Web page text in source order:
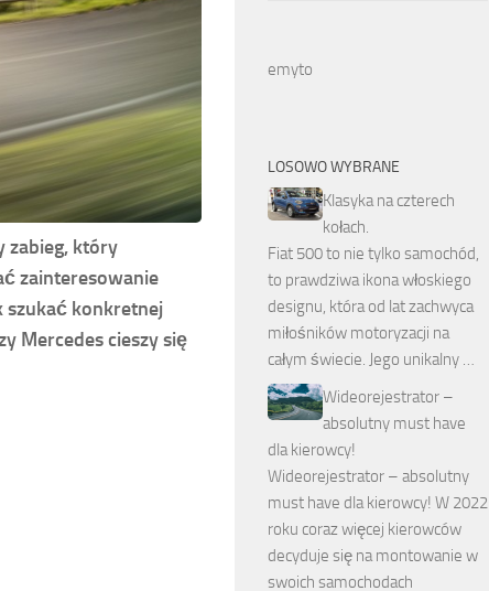
zabieg, który
zainteresowanie
szukać konkretnej
Mercedes cieszy się
emyto
LOSOWO WYBRANE
Klasyka na czterech
kołach.
Fiat 500 to nie tylko samochód,
to prawdziwa ikona włoskiego
designu, która od lat zachwyca
miłośników motoryzacji na
całym świecie. Jego unikalny …
Wideorejestrator –
absolutny must have
dla kierowcy!
Wideorejestrator – absolutny
must have dla kierowcy! W 2022
roku coraz więcej kierowców
decyduje się na montowanie w
swoich samochodach